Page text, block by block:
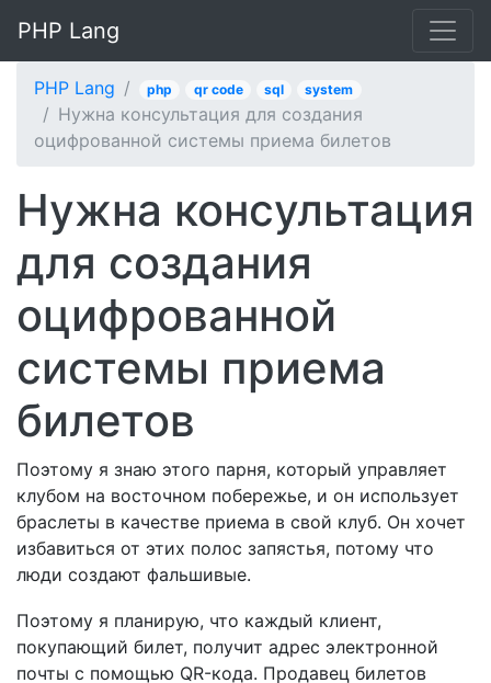
PHP Lang
PHP Lang php qr code sql system
Нужна консультация для создания
оцифрованной системы приема билетов
Нужна консультация
для создания
оцифрованной
системы приема
билетов
Поэтому я знаю этого парня, который управляет
клубом на восточном побережье, и он использует
браслеты в качестве приема в свой клуб. Он хочет
избавиться от этих полос запястья, потому что
люди создают фальшивые.
Поэтому я планирую, что каждый клиент,
покупающий билет, получит адрес электронной
почты с помощью QR-кода. Продавец билетов